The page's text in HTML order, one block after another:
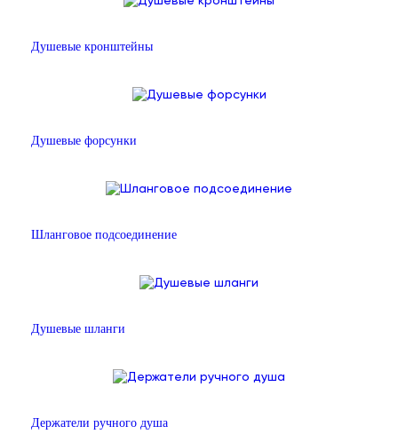
Душевые кронштейны
Душевые форсунки
Шланговое подсоединение
Душевые шланги
Держатели ручного душа